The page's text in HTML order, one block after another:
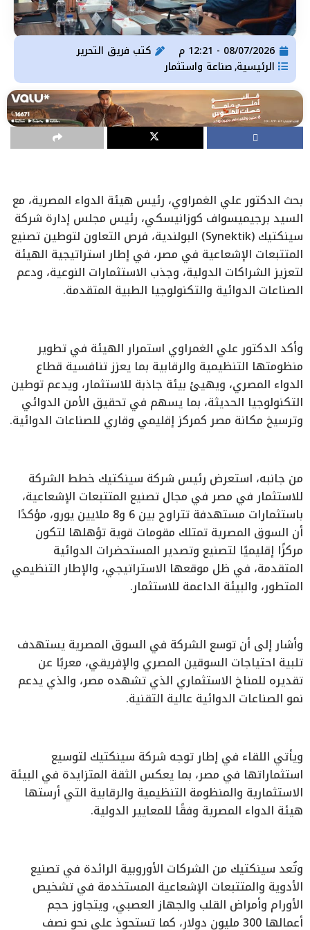
08/07/2026 - 12:21 م كتب فريق التحرير
الرئيسية, صناعة واستثمار
بحث الدكتور علي الغمراوي، رئيس هيئة الدواء المصرية، مع
السيد برجيميسواف كوزانيسكي، رئيس مجلس إدارة شركة
سينكتيك (Synektik) البولندية، فرص التعاون لتوطين تصنيع
المتتبعات الإشعاعية في مصر، في إطار استراتيجية الهيئة
لتعزيز الشراكات الدولية، وجذب الاستثمارات النوعية، ودعم
الصناعات الدوائية والتكنولوجيا الطبية المتقدمة.
وأكد الدكتور علي الغمراوي استمرار الهيئة في تطوير
منظومتها التنظيمية والرقابية بما يعزز تنافسية قطاع
الدواء المصري، ويهيئ بيئة جاذبة للاستثمار، ويدعم توطين
التكنولوجيا الحديثة، بما يسهم في تحقيق الأمن الدوائي
وترسيخ مكانة مصر كمركز إقليمي وقاري للصناعات الدوائية.
من جانبه، استعرض رئيس شركة سينكتيك خطط الشركة
للاستثمار في مصر في مجال تصنيع المتتبعات الإشعاعية،
باستثمارات مستهدفة تتراوح بين 6 و8 ملايين يورو، مؤكدًا
أن السوق المصرية تمتلك مقومات قوية تؤهلها لتكون
مركزًا إقليميًا لتصنيع وتصدير المستحضرات الدوائية
المتقدمة، في ظل موقعها الاستراتيجي، والإطار التنظيمي
المتطور، والبيئة الداعمة للاستثمار.
وأشار إلى أن توسع الشركة في السوق المصرية يستهدف
تلبية احتياجات السوقين المصري والإفريقي، معربًا عن
تقديره للمناخ الاستثماري الذي تشهده مصر، والذي يدعم
نمو الصناعات الدوائية عالية التقنية.
ويأتي اللقاء في إطار توجه شركة سينكتيك لتوسيع
استثماراتها في مصر، بما يعكس الثقة المتزايدة في البيئة
الاستثمارية والمنظومة التنظيمية والرقابية التي أرستها
هيئة الدواء المصرية وفقًا للمعايير الدولية.
وتُعد سينكتيك من الشركات الأوروبية الرائدة في تصنيع
الأدوية والمتتبعات الإشعاعية المستخدمة في تشخيص
الأورام وأمراض القلب والجهاز العصبي، ويتجاوز حجم
أعمالها 300 مليون دولار، كما تستحوذ على نحو نصف